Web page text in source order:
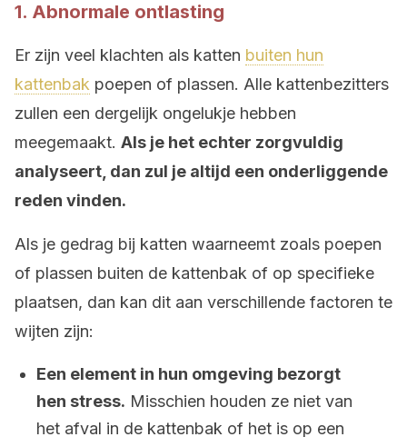
1. Abnormale ontlasting
Er zijn veel klachten als katten buiten hun
kattenbak poepen of plassen. Alle kattenbezitters
zullen een dergelijk ongelukje hebben
meegemaakt. Als je het echter zorgvuldig
analyseert, dan zul je altijd een onderliggende
reden vinden.
Als je gedrag bij katten waarneemt zoals poepen
of plassen buiten de kattenbak of op specifieke
plaatsen, dan kan dit aan verschillende factoren te
wijten zijn:
Een element in hun omgeving bezorgt
hen stress. Misschien houden ze niet van
het afval in de kattenbak of het is op een